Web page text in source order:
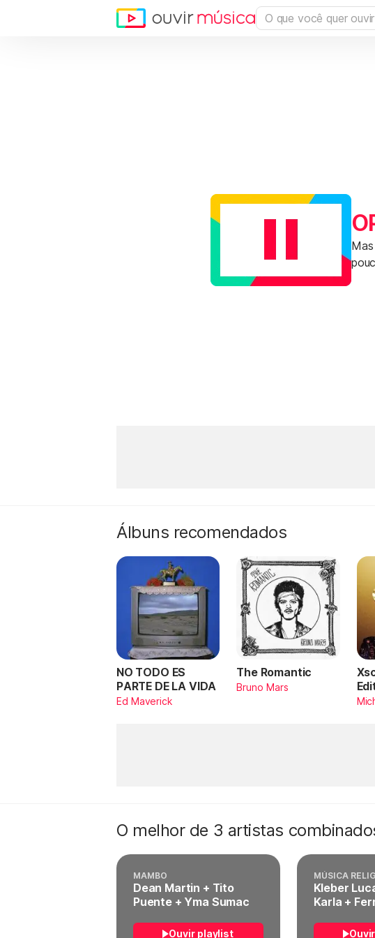
Álbuns recomendados
NO TODO ES
PARTE DE LA VIDA
Ed Maverick
The Romantic
Bruno Mars
O melhor de 3 artistas
MAMBO
Dean Martin + Tito
Puente + Yma Sumac
Ouvir playlist
MÚSICA
Kleber
Karla +